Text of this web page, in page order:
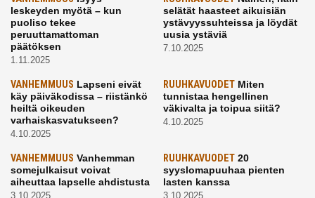
leskeyden myötä – kun
puoliso tekee
peruuttamattoman
päätöksen
1.11.2025
selätät haasteet aikuisiän
ystävyyssuhteissa ja löydät
uusia ystäviä
7.10.2025
VANHEMMUUS Lapseni eivät
käy päiväkodissa – riistänkö
heiltä oikeuden
varhaiskasvatukseen?
4.10.2025
RUUHKAVUODETMiten
tunnistaa hengellinen
väkivalta ja toipua siitä?
4.10.2025
VANHEMMUUS Vanhemman
somejulkaisut voivat
aiheuttaa lapselle ahdistusta
3.10.2025
RUUHKAVUODET20
syyslomapuuhaa pienten
lasten kanssa
3.10.2025